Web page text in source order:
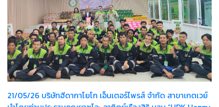
21/05/26 บริษัทฮีดากาโยโก เอ็นเตอร์ไพรส์ จำกัด สาขาเกตเวย์